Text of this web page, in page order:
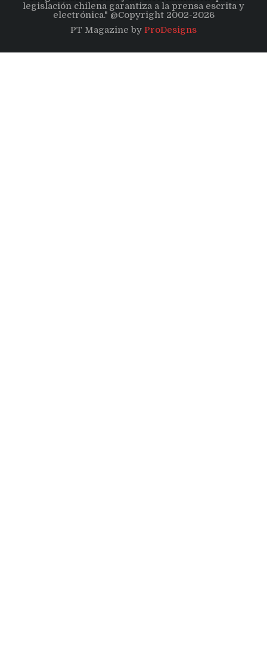
legislación chilena garantiza a la prensa escrita y
electrónica." @Copyright 2002-2026
PT Magazine by ProDesigns